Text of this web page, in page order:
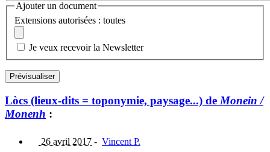
Ajouter un document
Extensions autorisées : toutes
Je veux recevoir la Newsletter
Lòcs (lieux-dits = toponymie, paysage...) de Monein /
Monenh :
26 avril 2017 - Vincent P.